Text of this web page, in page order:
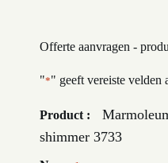
Offerte aanvragen -
"*" geeft vereiste velden
Product :
shimmer 3733